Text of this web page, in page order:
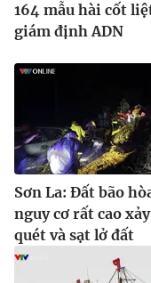
THỜI BÁO VTV
Theo dõi báo trên
Cơ quan chủ quản:Đài
Cơ quan báo chí:Thời
Giấy phép hoạt động
cấp ngày 29/12/2023
Tổng Biên tập:Vũ
Phó Tổng Biên tập:
164 mẫu hài cốt
giám định ADN
Sơn La: Đất bão
nguy cơ rất cao
quét và sạt lở đất